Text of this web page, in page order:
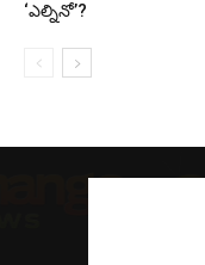
‘ఎల్నినో’?